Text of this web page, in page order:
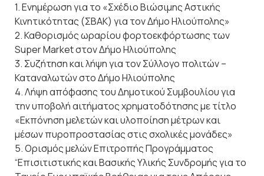
1. Ενημέρωση για το «Σχέδιο Βιώσιμης Αστικής
Κινητικότητας (ΣΒΑΚ) για τον Δήμο Ηλιούπολης»
2. Καθορισμός ωραρίου φορτοεκφόρτωσης των
Super Market στον Δήμο Ηλιούπολης
3. Συζήτηση και λήψη για τον Σύλλογο πολιτών –
Καταναλωτών στο Δήμο Ηλιούπολης
4. Λήψη απόφασης του Δημοτικού Συμβουλίου για
την υποβολή αιτήματος χρηματοδότησης με τίτλο
«Εκπόνηση μελετών και υλοποίηση μέτρων και
μέσων πυροπροστασίας στις σχολικές μονάδες»
5. Ορισμός μελών Επιτροπής Προγράμματος
“Επισιτιστικής και Βασικής Υλικής Συνδρομής για το